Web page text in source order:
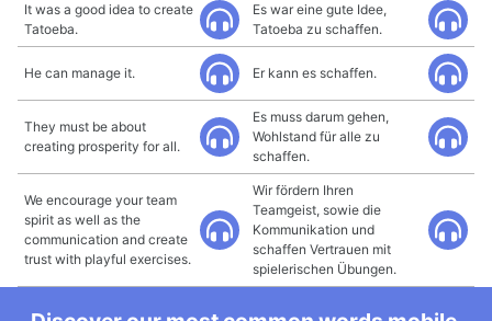
It was a good idea to create
Tatoeba.
Es war eine gute Idee,
Tatoeba zu schaffen.
He can manage it. Er kann es schaffen.
They must be about
creating prosperity for all.
Es muss darum gehen,
Wohlstand für alle zu
schaffen.
We encourage your team
spirit as well as the
communication and create
trust with playful exercises.
Wir fördern Ihren
Teamgeist, sowie die
Kommunikation und
schaffen Vertrauen mit
spielerischen Übungen.